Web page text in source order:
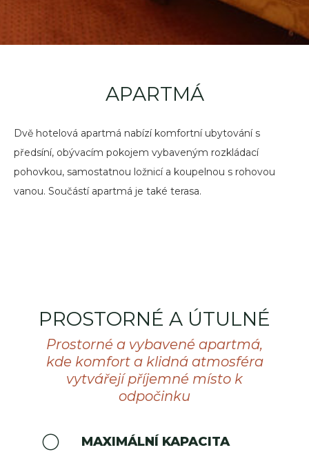
APARTMÁ
Dvě hotelová apartmá nabízí komfortní ubytování s
předsíní, obývacím pokojem vybaveným rozkládací
pohovkou, samostatnou ložnicí a koupelnou s rohovou
vanou. Součástí apartmá je také terasa.
PROSTORNÉ A ÚTULNÉ
Prostorné a vybavené apartmá,
kde komfort a klidná atmosféra
vytvářejí příjemné místo k
odpočinku
MAXIMÁLNÍ KAPACITA